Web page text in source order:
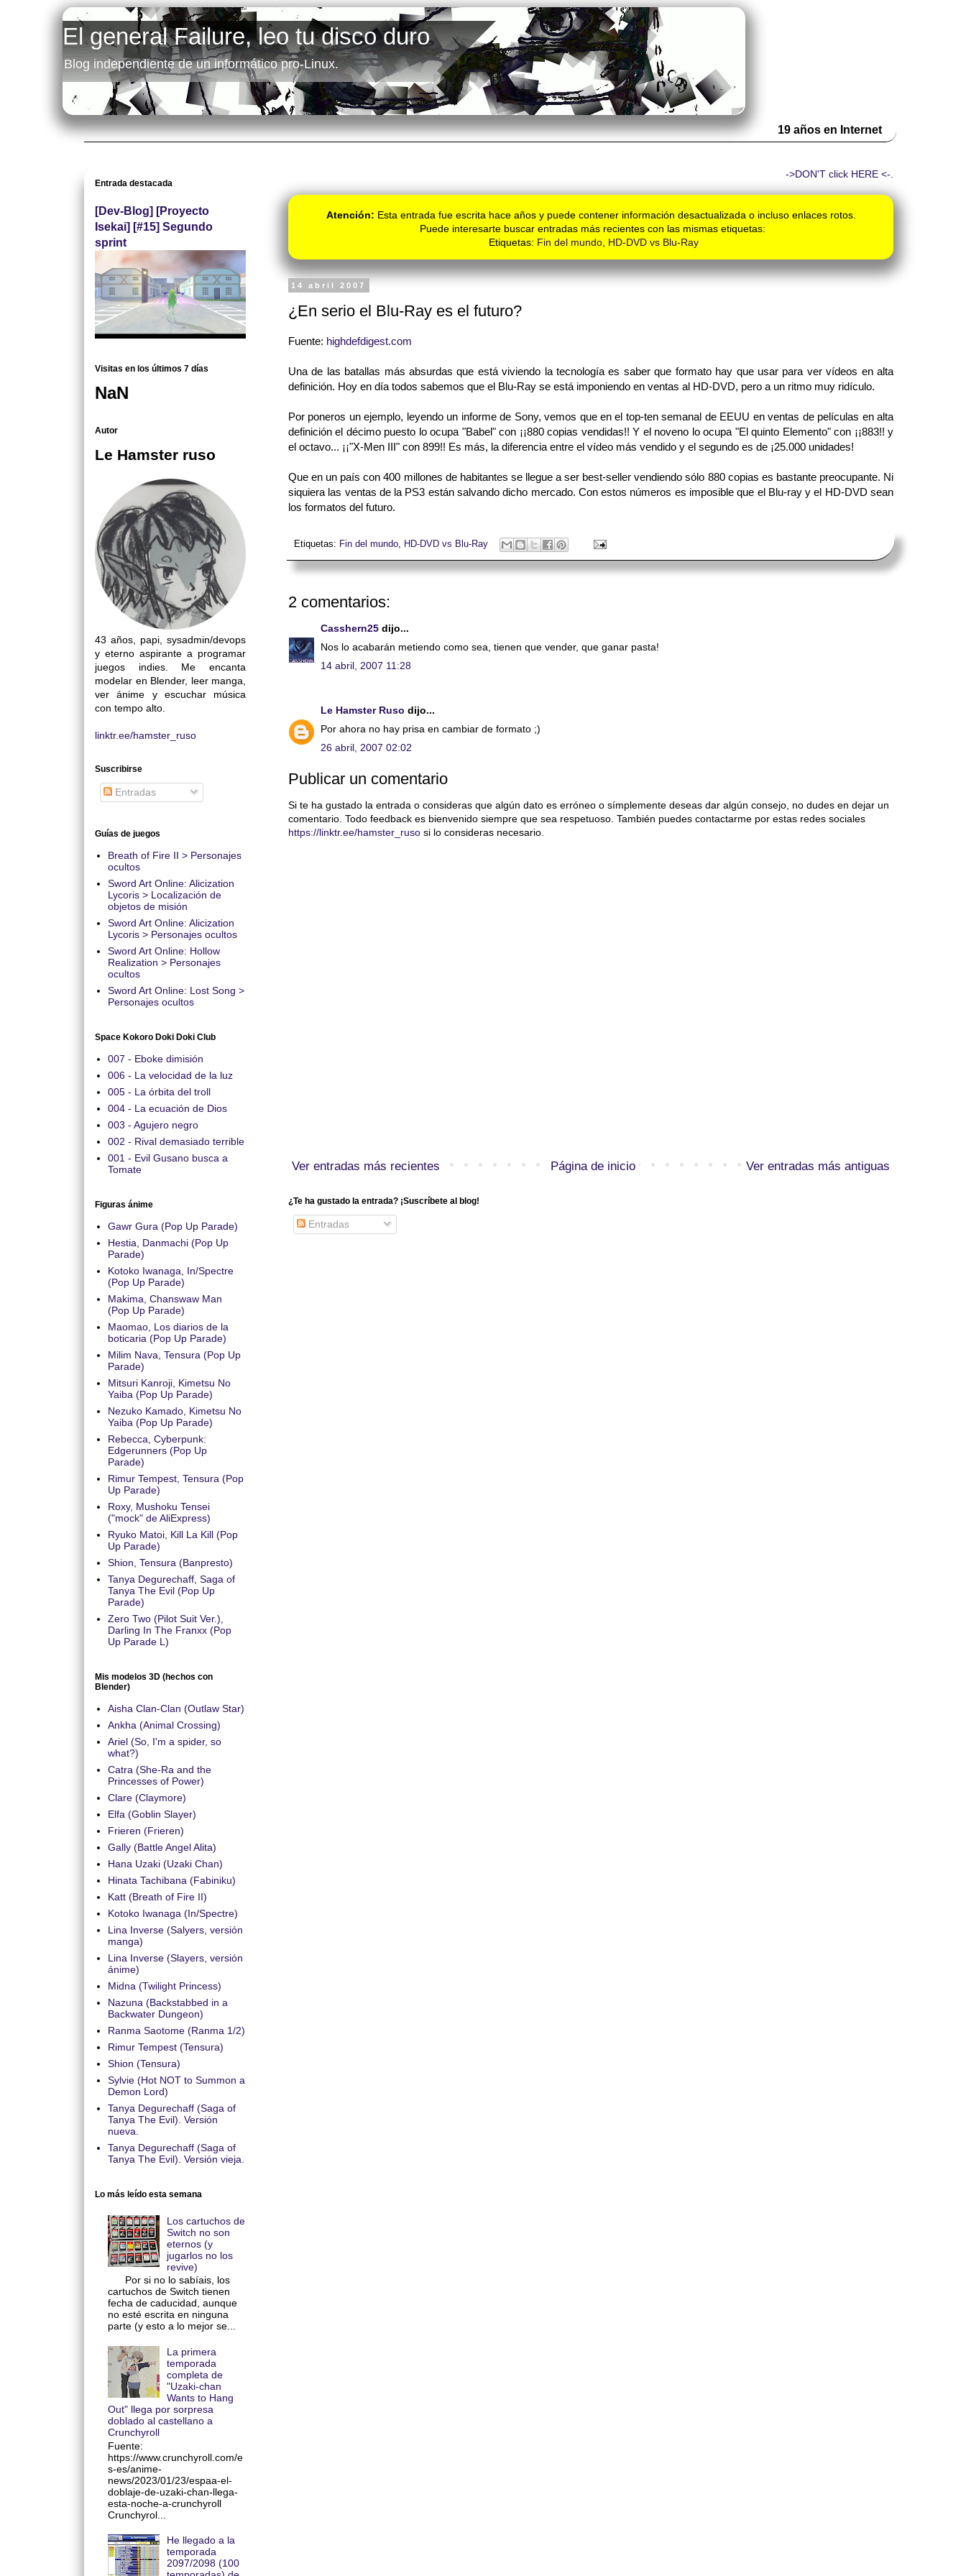
El general Failure, leo tu disco duro
Blog independiente de un informático pro-Linux.
19 años en Internet
->DON'T click HERE <-.
Atención: Esta entrada fue escrita hace años y puede contener información desactualizada o incluso enlaces rotos.
Puede interesarte buscar entradas más recientes con las mismas etiquetas:
Etiquetas: Fin del mundo HD-DVD vs Blu-Ray
14 abril 2007
¿En serio el Blu-Ray es el futuro?
Fuente: highdefdigest.com
Una de las batallas más absurdas que está viviendo la tecnología es saber que formato hay que usar para ver vídeos en alta
definición. Hoy en día todos sabemos que el Blu-Ray se está imponiendo en ventas al HD-DVD, pero a un ritmo muy ridículo.
Por poneros un ejemplo, leyendo un informe de Sony, vemos que en el top-ten semanal de EEUU en ventas de películas en alta
definición el décimo puesto lo ocupa "Babel" con ¡¡880 copias vendidas!! Y el noveno lo ocupa "El quinto Elemento" con ¡¡883!! y
el octavo... ¡¡"X-Men III" con 899!! Es más, la diferencia entre el vídeo más vendido y el segundo es de ¡25.000 unidades!
Que en un país con 400 millones de habitantes se llegue a ser best-seller vendiendo sólo 880 copias es bastante preocupante. Ni
siquiera las ventas de la PS3 están salvando dicho mercado. Con estos números es imposible que el Blu-ray y el HD-DVD sean
los formatos del futuro.
Etiquetas: Fin del mundo, HD-DVD vs Blu-Ray
2 comentarios:
Casshern25 dijo...
Nos lo acabarán metiendo como sea, tienen que vender, que ganar pasta!
14 abril, 2007 11:28
Le Hamster Ruso dijo...
Por ahora no hay prisa en cambiar de formato ;)
26 abril, 2007 02:02
Publicar un comentario
Si te ha gustado la entrada o consideras que algún dato es erróneo o símplemente deseas dar algún consejo, no dudes en dejar un
comentario. Todo feedback es bienvenido siempre que sea respetuoso. También puedes contactarme por estas redes sociales
https://linktr.ee/hamster_ruso si lo consideras necesario.
Ver entradas más recientes Ver entradas más antiguas
Página de inicio
¿Te ha gustado la entrada? ¡Suscríbete al blog!
Entradas
Entrada destacada
[Dev-Blog] [Proyecto
Isekai] [#15] Segundo
sprint
Visitas en los últimos 7 días
NaN
Autor
Le Hamster ruso
43 años, papi, sysadmin/devops
y eterno aspirante a programar
juegos indies. Me encanta
modelar en Blender, leer manga,
ver ánime y escuchar música
con tempo alto.
linktr.ee/hamster_ruso
Suscribirse
Entradas
Guías de juegos
Breath of Fire II > Personajes
ocultos
Sword Art Online: Alicization
Lycoris > Localización de
objetos de misión
Sword Art Online: Alicization
Lycoris > Personajes ocultos
Sword Art Online: Hollow
Realization > Personajes
ocultos
Sword Art Online: Lost Song >
Personajes ocultos
Space Kokoro Doki Doki Club
007 - Eboke dimisión
006 - La velocidad de la luz
005 - La órbita del troll
004 - La ecuación de Dios
003 - Agujero negro
002 - Rival demasiado terrible
001 - Evil Gusano busca a
Tomate
Figuras ánime
Gawr Gura (Pop Up Parade)
Hestia, Danmachi (Pop Up
Parade)
Kotoko Iwanaga, In/Spectre
(Pop Up Parade)
Makima, Chanswaw Man
(Pop Up Parade)
Maomao, Los diarios de la
boticaria (Pop Up Parade)
Milim Nava, Tensura (Pop Up
Parade)
Mitsuri Kanroji, Kimetsu No
Yaiba (Pop Up Parade)
Nezuko Kamado, Kimetsu No
Yaiba (Pop Up Parade)
Rebecca, Cyberpunk:
Edgerunners (Pop Up
Parade)
Rimur Tempest, Tensura (Pop
Up Parade)
Roxy, Mushoku Tensei
("mock" de AliExpress)
Ryuko Matoi, Kill La Kill (Pop
Up Parade)
Shion, Tensura (Banpresto)
Tanya Degurechaff, Saga of
Tanya The Evil (Pop Up
Parade)
Zero Two (Pilot Suit Ver.),
Darling In The Franxx (Pop
Up Parade L)
Mis modelos 3D (hechos con
Blender)
Aisha Clan-Clan (Outlaw Star)
Ankha (Animal Crossing)
Ariel (So, I'm a spider, so
what?)
Catra (She-Ra and the
Princesses of Power)
Clare (Claymore)
Elfa (Goblin Slayer)
Frieren (Frieren)
Gally (Battle Angel Alita)
Hana Uzaki (Uzaki Chan)
Hinata Tachibana (Fabiniku)
Katt (Breath of Fire II)
Kotoko Iwanaga (In/Spectre)
Lina Inverse (Salyers, versión
manga)
Lina Inverse (Slayers, versión
ánime)
Midna (Twilight Princess)
Nazuna (Backstabbed in a
Backwater Dungeon)
Ranma Saotome (Ranma 1/2)
Rimur Tempest (Tensura)
Shion (Tensura)
Sylvie (Hot NOT to Summon a
Demon Lord)
Tanya Degurechaff (Saga of
Tanya The Evil). Versión
nueva.
Tanya Degurechaff (Saga of
Tanya The Evil). Versión vieja.
Lo más leído esta semana
Los cartuchos de
Switch no son
eternos (y
jugarlos no los
revive)
Por si no lo sabíais, los
cartuchos de Switch tienen
fecha de caducidad, aunque
no esté escrita en ninguna
parte (y esto a lo mejor se...
La primera
temporada
completa de
"Uzaki-chan
Wants to Hang
Out" llega por sorpresa
doblado al castellano a
Crunchyroll
Fuente:
https://www.crunchyroll.com/e
s-es/anime-
news/2023/01/23/espaa-el-
doblaje-de-uzaki-chan-llega-
esta-noche-a-crunchyroll
Crunchyrol...
He llegado a la
temporada
2097/2098 (100